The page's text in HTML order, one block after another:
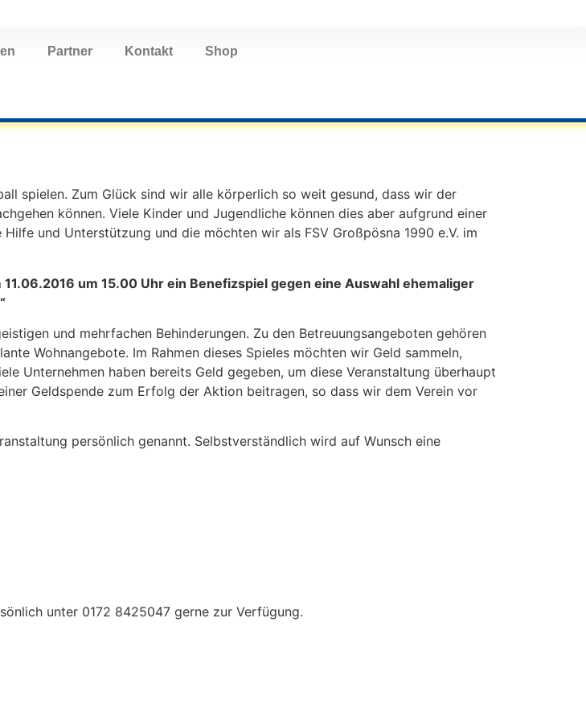
Partner Kontakt Shop
spielen. Zum Glück sind wir alle körperlich so weit gesund, dass wir der
können. Viele Kinder und Jugendliche können dies aber aufgrund einer
und Unterstützung und die möchten wir als FSV Großpösna 1990 e.V. im
um 15.00 Uhr ein Benefizspiel gegen eine Auswahl ehemaliger
und mehrfachen Behinderungen. Zu den Betreuungsangeboten gehören
Wohnangebote. Im Rahmen dieses Spieles möchten wir Geld sammeln,
Unternehmen haben bereits Geld gegeben, um diese Veranstaltung überhaupt
Geldspende zum Erfolg der Aktion beitragen, so dass wir dem Verein vor
persönlich genannt. Selbstverständlich wird auf Wunsch eine
unter 0172 8425047 gerne zur Verfügung.